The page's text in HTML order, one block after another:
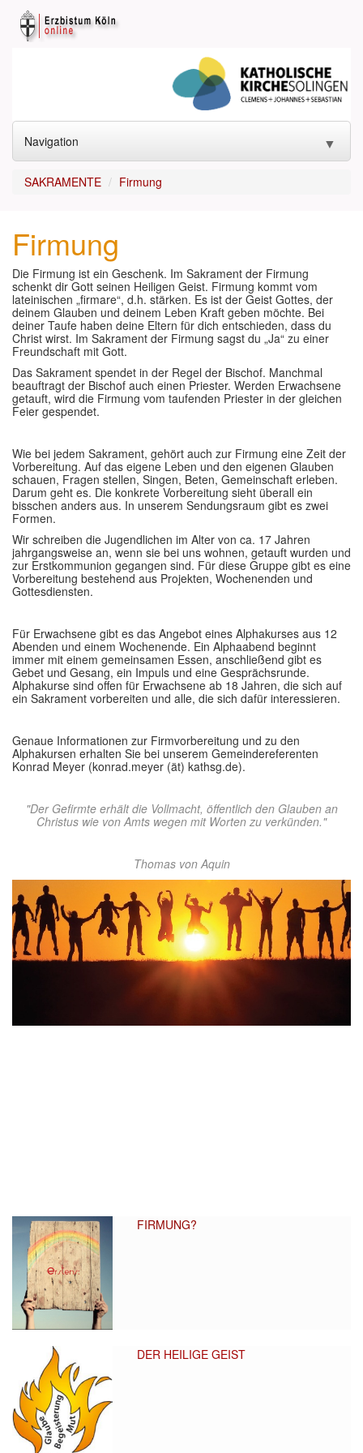
Navigation ▼
START
GOTTESDIENST
SAKRAMENTE
KIRCHEN
ANGEBOTE
GLAUBE ▼
SEELSORGE
MUSIK ▼
GREMIEN
HELFEN
SAKRAMENTE Firmung
Firmung
Die Firmung ist ein Geschenk. Im Sakrament der Firmung
schenkt dir Gott seinen Heiligen Geist. Firmung kommt vom
lateinischen „firmare“, d.h. stärken. Es ist der Geist Gottes, der
deinem Glauben und deinem Leben Kraft geben möchte. Bei
deiner Taufe haben deine Eltern für dich entschieden, dass du
Christ wirst. Im Sakrament der Firmung sagst du „Ja“ zu einer
Freundschaft mit Gott.
Das Sakrament spendet in der Regel der Bischof. Manchmal
beauftragt der Bischof auch einen Priester. Werden Erwachsene
getauft, wird die Firmung vom taufenden Priester in der gleichen
Feier gespendet.
Wie bei jedem Sakrament, gehört auch zur Firmung eine Zeit der
Vorbereitung. Auf das eigene Leben und den eigenen Glauben
schauen, Fragen stellen, Singen, Beten, Gemeinschaft erleben.
Darum geht es. Die konkrete Vorbereitung sieht überall ein
bisschen anders aus. In unserem Sendungsraum gibt es zwei
Formen.
Wir schreiben die Jugendlichen im Alter von ca. 17 Jahren
jahrgangsweise an, wenn sie bei uns wohnen, getauft wurden und
zur Erstkommunion gegangen sind. Für diese Gruppe gibt es eine
Vorbereitung bestehend aus Projekten, Wochenenden und
Gottesdiensten.
Für Erwachsene gibt es das Angebot eines Alphakurses aus 12
Abenden und einem Wochenende. Ein Alphaabend beginnt
immer mit einem gemeinsamen Essen, anschließend gibt es
Gebet und Gesang, ein Impuls und eine Gesprächsrunde.
Alphakurse sind offen für Erwachsene ab 18 Jahren, die sich auf
ein Sakrament vorbereiten und alle, die sich dafür interessieren.
Genaue Informationen zur Firmvorbereitung und zu den
Alphakursen erhalten Sie bei unserem Gemeindereferenten
Konrad Meyer (konrad.meyer (ät) kathsg.de).
"Der Gefirmte erhält die Vollmacht, öffentlich den Glauben an
Christus wie von Amts wegen mit Worten zu verkünden."
Thomas von Aquin
FIRMUNG?
DER HEILIGE GEIST